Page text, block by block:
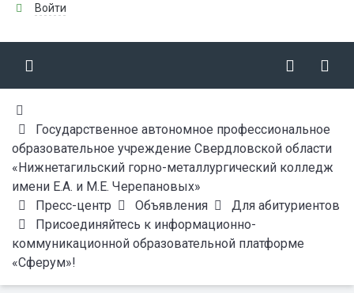
Войти
Государственное автономное профессиональное
образовательное учреждение Свердловской области
«Нижнетагильский горно-металлургический колледж
имени Е.А. и М.Е. Черепановых»
Пресс-центр
Объявления
Для абитуриентов
Присоединяйтесь к информационно-
коммуникационной образовательной платформе
«Сферум»!